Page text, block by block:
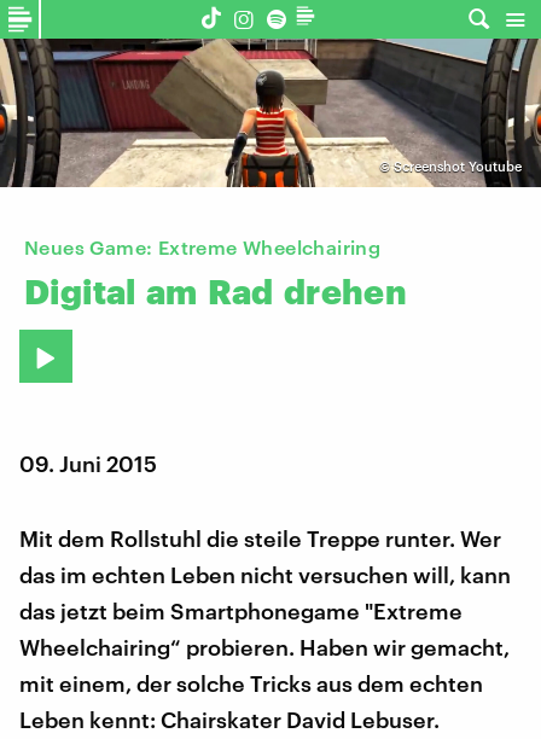
©Screenshot Youtube
Neues Game: Extreme Wheelchairing
Digital am Rad drehen
09. Juni 2015
Mit dem Rollstuhl die steile Treppe runter. Wer
das im echten Leben nicht versuchen will, kann
das jetzt beim Smartphonegame "Extreme
Wheelchairing“ probieren. Haben wir gemacht,
mit einem, der solche Tricks aus dem echten
Leben kennt: Chairskater David Lebuser.